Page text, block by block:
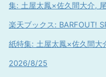
集: 土屋太鳳×佐久間大介,
楽天ブックス: BARFOUT!
紙特集: 土屋太鳳×佐久間
2026/8/25